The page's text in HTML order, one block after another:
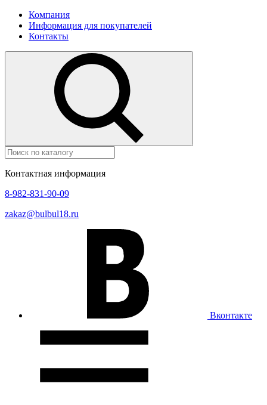
Компания
Информация для покупателей
Контакты
Контактная информация
8-982-831-90-09
zakaz@bulbul18.ru
Вконтакте